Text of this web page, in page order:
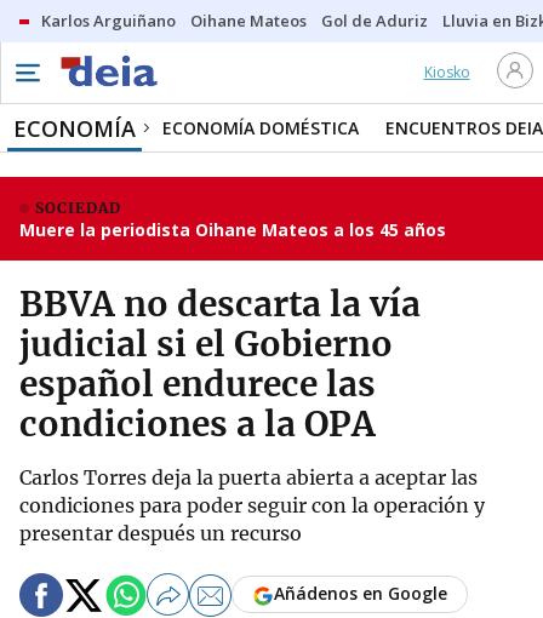
Karlos Arguiñano Oihane Mateos Gol de Aduriz Lluvia en
Kiosko
ECONOMÍA ECONOMÍA DOMÉSTICA ENCUENTROS DEIA
SOCIEDAD
Muere la periodista Oihane Mateos a los 45 años
BBVA no descarta la vía
judicial si el Gobierno
español endurece las
condiciones a la OPA
Carlos Torres deja la puerta abierta a aceptar las
condiciones para poder seguir con la operación y
presentar después un recurso
Añádenos en Google